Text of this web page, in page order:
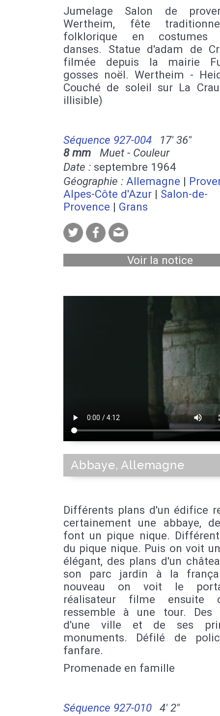
Jumelage Salon de
Wertheim, fête
folklorique en costumes
danses. Statue d'adam de
filmée depuis la mairie
gosses noël. Wertheim -
Couché de soleil sur La
illisible)
Séquence 927-004
17' 36''
8 mm Muet - Couleur
Date : septembre 1964
Géographie : Allemagne |
Alpes-Côte d'Azur | Salon-de-
Provence | Grans
Voir la notice
Abbaye, Allemagne
Différents plans d'un édifice
certainement une abbaye,
font un pique nique.
du pique nique. Puis on voit
élégant, des plans d'un
son parc jardin à la
nouveau on voit le
réalisateur filme ensuite
ressemble à une tour. Des
d'une ville et de ses
monuments. Défilé de
fanfare.
Promenade en famille
Séquence 927-010
4' 2''